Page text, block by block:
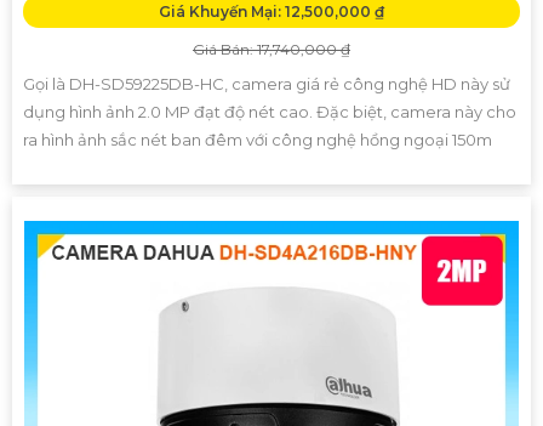
Giá Khuyến Mại: 12,500,000 ₫
Giá Bán: 17,740,000 ₫
Gọi là DH-SD59225DB-HC, camera giá rẻ công nghệ HD này sử
dụng hình ảnh 2.0 MP đạt độ nét cao. Đặc biệt, camera này cho
ra hình ảnh sắc nét ban đêm với công nghệ hồng ngoại 150m